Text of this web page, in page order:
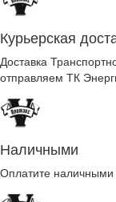
Курьерская
Доставка
отправляем ТК
Наличными
Оплатите